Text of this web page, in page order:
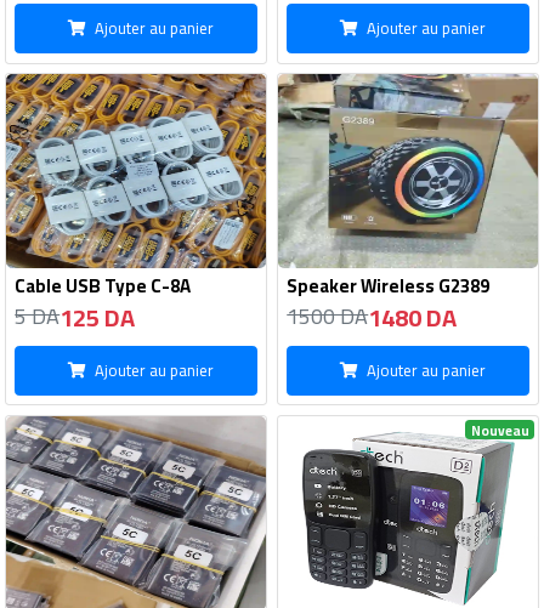
Ajouter au panier Ajouter au panier
Cable USB Type C-8A
5 DA125 DA
Ajouter au panier
Speaker Wireless G2389
1500 DA1480 DA
Ajouter au panier
Nouveau